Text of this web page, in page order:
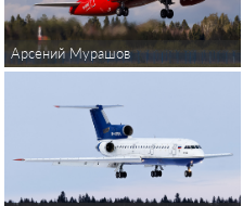
Арсений Мурашов